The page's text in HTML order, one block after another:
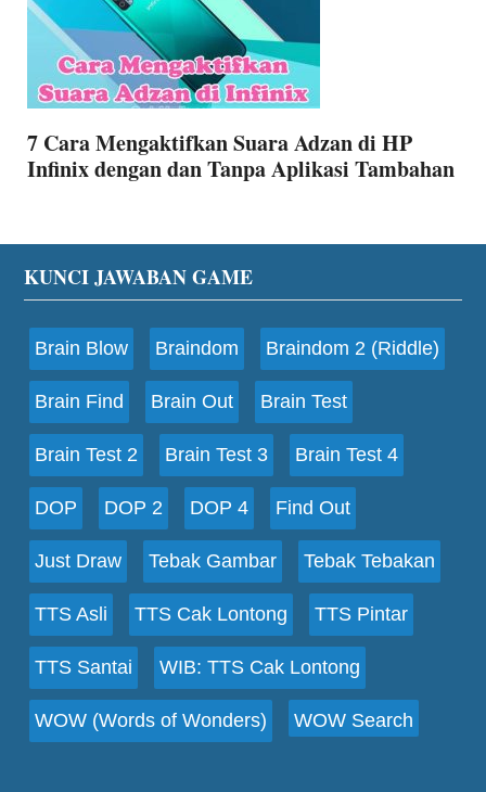
7 Cara Mengaktifkan Suara Adzan di HP
Infinix dengan dan Tanpa Aplikasi Tambahan
Footer
KUNCI JAWABAN GAME
Brain Blow Braindom Braindom 2 (Riddle)
Brain Find Brain Out Brain Test
Brain Test 2 Brain Test 3 Brain Test 4
DOP DOP 2 DOP 4 Find Out
Just Draw Tebak Gambar Tebak Tebakan
TTS Asli TTS Cak Lontong TTS Pintar
TTS Santai WIB: TTS Cak Lontong
WOW (Words of Wonders) WOW Search